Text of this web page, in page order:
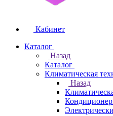
Кабинет
Каталог
Назад
Каталог
Климатическая
Назад